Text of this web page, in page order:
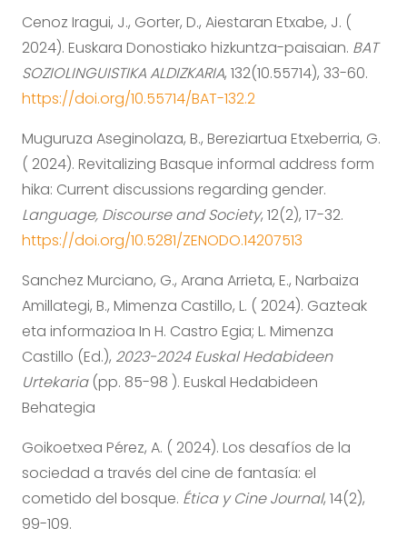
Cenoz Iragui, J., Gorter, D., Aiestaran Etxabe, J. (
2024). Euskara Donostiako hizkuntza-paisaian. BAT
SOZIOLINGUISTIKA ALDIZKARIA, 132(10.55714), 33-60.
https://doi.org/10.55714/BAT-132.2
Muguruza Aseginolaza, B., Bereziartua Etxeberria, G.
( 2024). Revitalizing Basque informal address form
hika: Current discussions regarding gender.
Language, Discourse and Society, 12(2), 17-32.
https://doi.org/10.5281/ZENODO.14207513
Sanchez Murciano, G., Arana Arrieta, E., Narbaiza
Amillategi, B., Mimenza Castillo, L. ( 2024). Gazteak
eta informazioa In H. Castro Egia; L. Mimenza
Castillo (Ed.), 2023-2024 Euskal Hedabideen
Urtekaria(pp. 85-98 ). Euskal Hedabideen
Behategia
Goikoetxea Pérez, A. ( 2024). Los desafíos de la
sociedad a través del cine de fantasía: el
cometido del bosque. Ética y Cine Journal, 14(2),
99-109.